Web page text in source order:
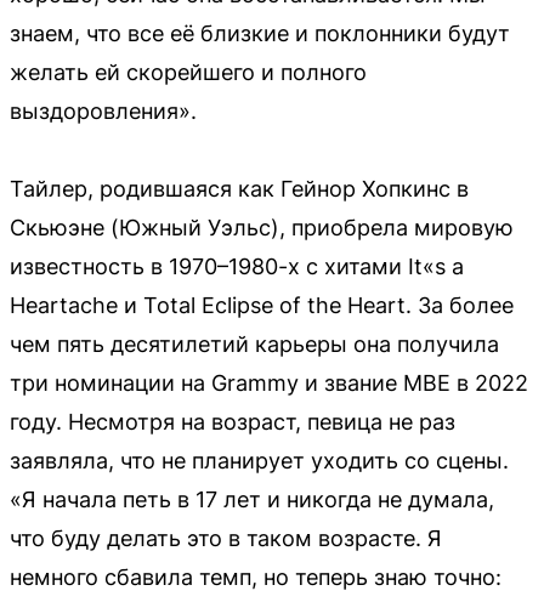
знаем, что все её близкие и поклонники будут
желать ей скорейшего и полного
выздоровления».
Тайлер, родившаяся как Гейнор Хопкинс в
Скьюэне (Южный Уэльс), приобрела мировую
известность в 1970–1980-х с хитами It«s a
Heartache и Total Eclipse of the Heart. За более
чем пять десятилетий карьеры она получила
три номинации на Grammy и звание MBE в 2022
году. Несмотря на возраст, певица не раз
заявляла, что не планирует уходить со сцены.
«Я начала петь в 17 лет и никогда не думала,
что буду делать это в таком возрасте. Я
немного сбавила темп, но теперь знаю точно: